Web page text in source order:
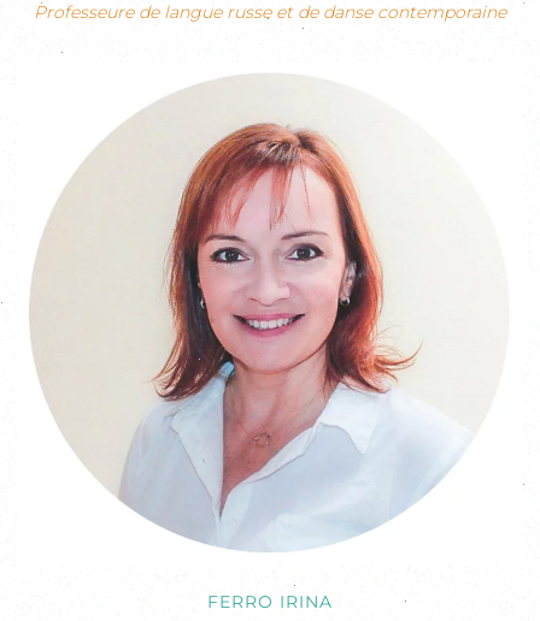
Professeure de langue russe et de danse contemporaine
FERRO IRINA